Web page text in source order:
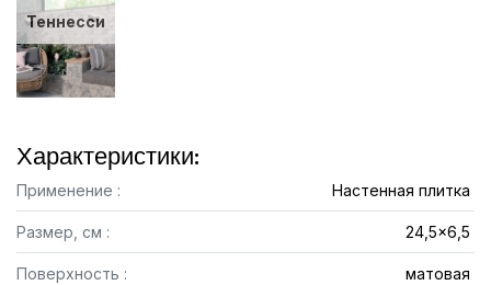
Теннесси
Характеристики:
Применение : Настенная плитка
Размер, см : 24,5x6,5
Поверхность : матовая